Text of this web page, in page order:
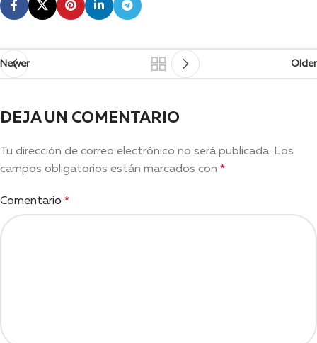
Newer Older
DEJA UN COMENTARIO
Tu dirección de correo electrónico no será publicada. Los
campos obligatorios están marcados con *
Comentario *